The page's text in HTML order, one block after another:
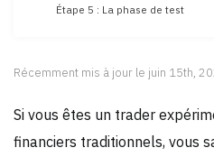
Étape 5 : La phase de test
Récemment mis à jour le juin 15th,
Si vous êtes un trader
financiers traditionnels, vous